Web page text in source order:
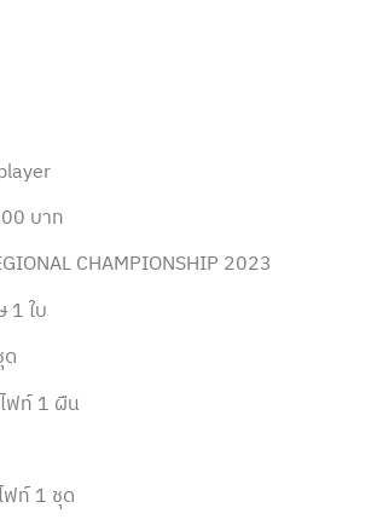
บาท
CHAMPIONSHIP 2023
1 ใบ
ฟท์ 1 ผืน
ฟท์ 1 ชุด